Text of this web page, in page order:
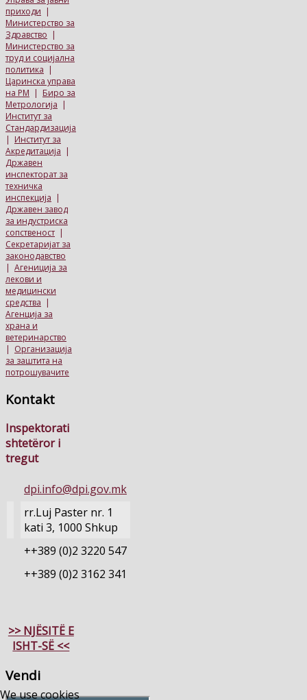
приходи |
Министерство за
Здравство |
Министерство за
труд и социјална
политика |
Царинска управа
на РМ | Биро за
Метрологија |
Институт за
Стандардизација
| Институт за
Акредитација |
Државен
инспекторат за
техничка
инспекција |
Државен завод
за индустриска
сопственост |
Секретаријат за
законодавство
| Агениција за
лекови и
медицински
средства |
Агенција за
храна и
ветеринарство
| Организација
за заштита на
потрошувачите
Kontakt
Inspektorati
shtetëror i
tregut
dpi.info@dpi.gov.mk
rr.Luj Paster nr. 1
kati 3, 1000 Shkup
++389 (0)2 3220 547
++389 (0)2 3162 341
>> NJËSITË E
ISHT-SË <<
Vendi
We use cookies